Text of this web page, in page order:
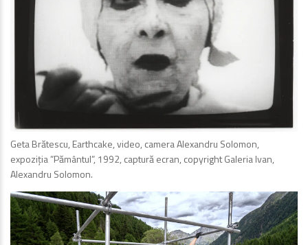
Geta Brătescu, Earthcake, video, camera Alexandru Solomon,
expoziția ”Pământul”, 1992, captură ecran, copyright Galeria Ivan,
Alexandru Solomon.